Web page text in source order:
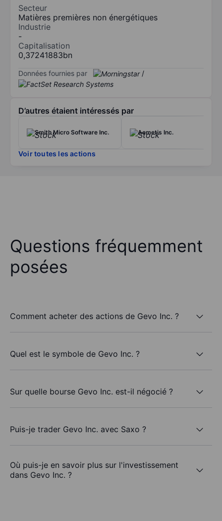
Secteur
Matières premières non énergétiques
Industrie
-
Capitalisation
0,37241883bn
Données fournies par /
D’autres étaient intéressés par
Smith Micro Software Inc. Aemetis Inc.
Voir toutes les actions
Questions fréquemment
posées
Comment acheter des actions de Gevo Inc. ?
Quel est le symbole de Gevo Inc. ?
Sur quelle bourse Gevo Inc. est-il négocié ?
Puis-je trader Gevo Inc. avec Saxo ?
Où puis-je en savoir plus sur l'investissement
dans Gevo Inc. ?